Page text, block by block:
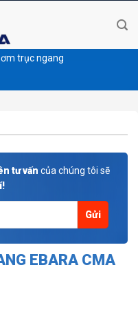
trục ngang
tư vấn của chúng tôi sẽ
EBARA CMA